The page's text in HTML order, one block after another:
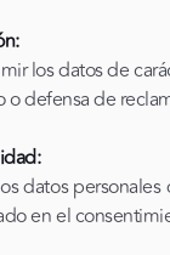
los datos de
defensa de
datos
en el